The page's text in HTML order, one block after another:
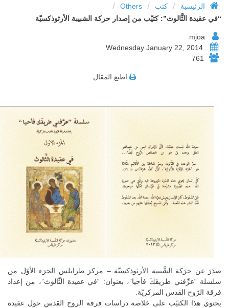
الرئيسية / كتب /
Others
/
“في عقيدة الثَّالوث”: كتيّب من إصدار حركة الشبيبة الأرثوذكسيّة
761
اطبع المقال
صدَرَ عن حرَكة الشَّبيبة الأرثوذكسيّة – مركز طرابلس الجزء الأوّل من
سلسلة “عرِّفني طريقَكَ فأحيا”، بعنوان: “في عقيدة الثّالوث”، من إعداد
فرقة الرّوح القدس المركزيّة.
يحتوي هذا الكتيّب على خلاصة دراسات فرقة الروح القدس حول عقيدة